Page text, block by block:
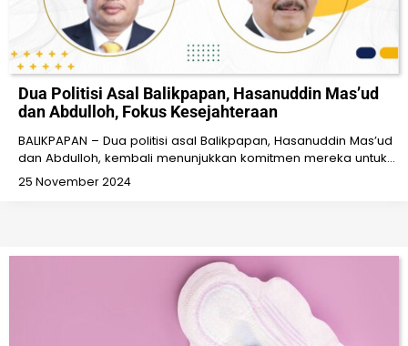
Dua Politisi Asal Balikpapan, Hasanuddin Mas’ud
dan Abdulloh, Fokus Kesejahteraan
BALIKPAPAN – Dua politisi asal Balikpapan, Hasanuddin Mas’ud
dan Abdulloh, kembali menunjukkan komitmen mereka untuk…
25 November 2024